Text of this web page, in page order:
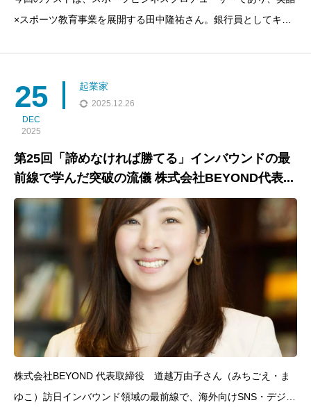
×スポーツ教育事業を展開する田中隆祐さん。銀行員としてキャ
関連のプロモーションに携わる中で、英語の重要性を痛感し、「
25
DEC
2025
起業家
2025.12.26
第25回「諦めなければ勝てる」インバウンドの最
前線で学んだ突破の流儀 株式会社BEYOND代表...
株式会社BEYOND 代表取締役 道越万由子さん（みちごえ・ま
ゆこ）訪日インバウンド領域の最前線で、海外向けSNS・デジタ